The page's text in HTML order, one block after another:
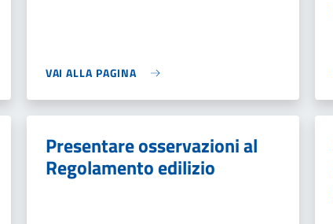
VAI ALLA PAGINA
Presentare osservazioni al
Regolamento edilizio